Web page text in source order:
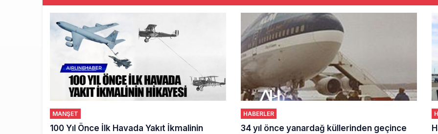
MANŞET
100 Yıl Önce İlk Havada Yakıt İkmalinin
HABERLER
34 yıl önce yanardağ küllerinden geçince